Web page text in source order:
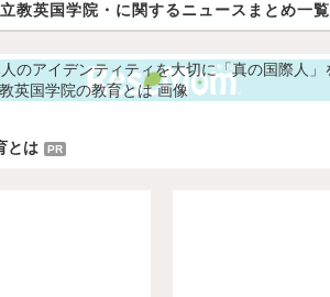
立教英国学院・に関するニュースまとめ一覧
とは PR